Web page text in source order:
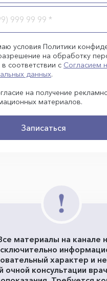
условия Политики
на обработку
соответствии с Согласием
данных.
на получение
материалов.
Записаться
материалы на канале
характер и
очной консультации